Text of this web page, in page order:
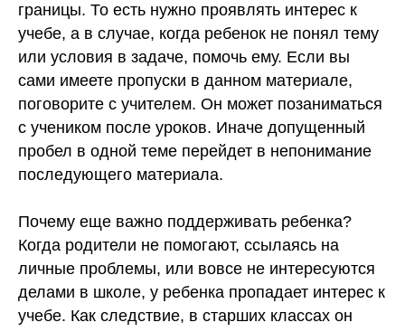
границы. То есть нужно проявлять интерес к
учебе, а в случае, когда ребенок не понял тему
или условия в задаче, помочь ему. Если вы
сами имеете пропуски в данном материале,
поговорите с учителем. Он может позаниматься
с учеником после уроков. Иначе допущенный
пробел в одной теме перейдет в непонимание
последующего материала.
Почему еще важно поддерживать ребенка?
Когда родители не помогают, ссылаясь на
личные проблемы, или вовсе не интересуются
делами в школе, у ребенка пропадает интерес к
учебе. Как следствие, в старших классах он